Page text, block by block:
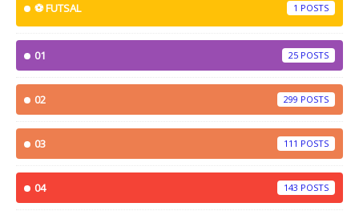
⚽ FUTSAL 1
01 25
02 299
03 111
04 143